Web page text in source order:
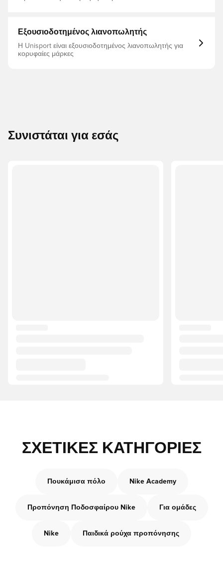
Εξουσιοδοτημένος λιανοπωλητής
Η Unisport είναι εξουσιοδοτημένος λιανοπωλητής για
κορυφαίες μάρκες
Συνιστάται για εσάς
ΣΧΕΤΙΚΈΣ ΚΑΤΗΓΟΡΊΕΣ
Πουκάμισα πόλο Nike Academy
Προπόνηση Ποδοσφαίρου Nike Για ομάδες
Nike Παιδικά ρούχα προπόνησης